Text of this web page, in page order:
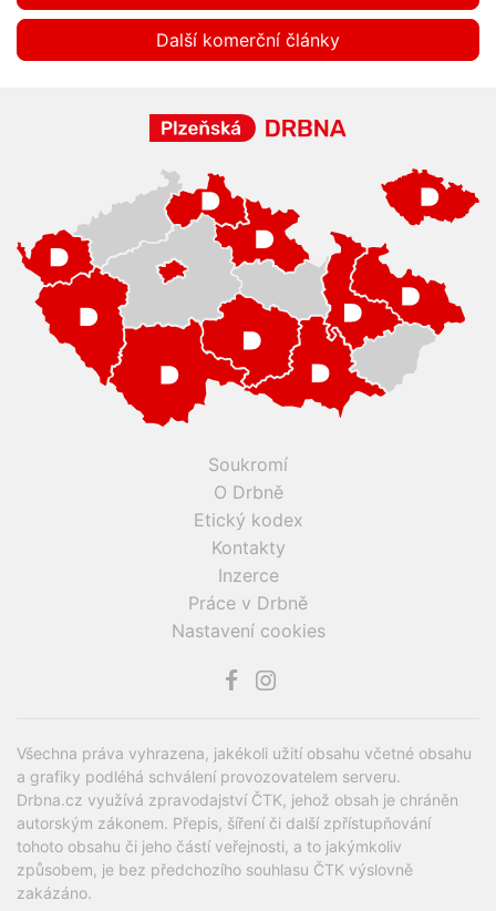
Další komerční články
Soukromí
O Drbně
Etický kodex
Kontakty
Inzerce
Práce v Drbně
Nastavení cookies
Všechna práva vyhrazena, jakékoli užití obsahu včetné obsahu
a grafiky podléhá schválení provozovatelem serveru.
Drbna.cz využívá zpravodajství ČTK, jehož obsah je chráněn
autorským zákonem. Přepis, šíření či další zpřístupňování
tohoto obsahu či jeho částí veřejnosti, a to jakýmkoliv
způsobem, je bez předchozího souhlasu ČTK výslovně
zakázáno.